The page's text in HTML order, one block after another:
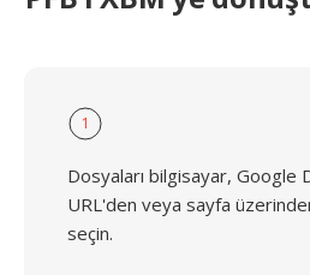
1
Dosyaları bilgisayar, Google
URL'den veya sayfa
seçin.